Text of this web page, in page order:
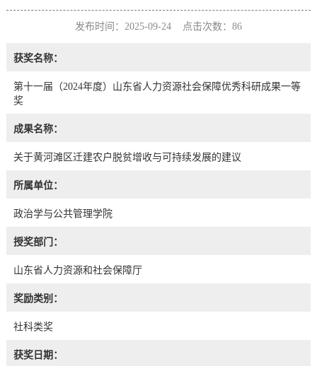
发布时间：2025-09-24 点击次数： 86
获奖名称：
第十一届（2024年度）山东省人力资源社会保障优秀科研成果一等
奖
成果名称：
关于黄河滩区迁建农户脱贫增收与可持续发展的建议
所属单位：
政治学与公共管理学院
授奖部门：
山东省人力资源和社会保障厅
奖励类别：
社科类奖
获奖日期：